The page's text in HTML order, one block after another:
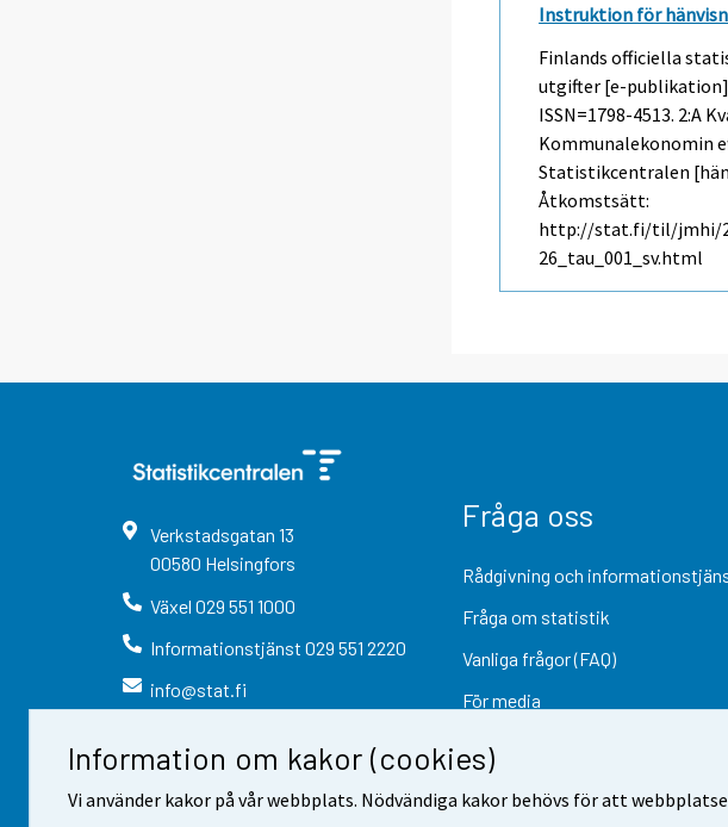
Information om kakor (cookies)
Vi använder kakor på vår webbplats. Nödvändiga kakor behövs för att
Instruktion för
Finlands officiella
utgifter [e-
ISSN=1798-4513. 2:a
Kommunalekonomin
Statistikcentralen
Åtkomstsätt:
http://stat.fi/til/jmhi/
26_tau_001_sv.html
Verkstadsgatan 13
00580 Helsingfors
Växel 029 551 1000
Informationstjänst 029 551 2220
info@stat.fi
Fråga oss
Rådgivning och
Fråga om statistik
Vanliga frågor (FAQ)
För media